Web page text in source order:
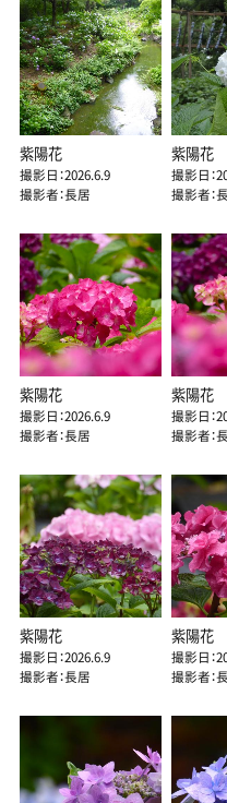
紫陽花
撮影日：2026.6.9
撮影者：長居
紫陽花
撮影日：
撮影者：
紫陽花
撮影日：2026.6.9
撮影者：長居
紫陽花
撮影日：
撮影者：
紫陽花
撮影日：2026.6.9
撮影者：長居
紫陽花
撮影日：
撮影者：